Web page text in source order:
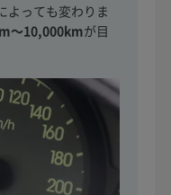
よっても変わりま
〜10,000kmが目